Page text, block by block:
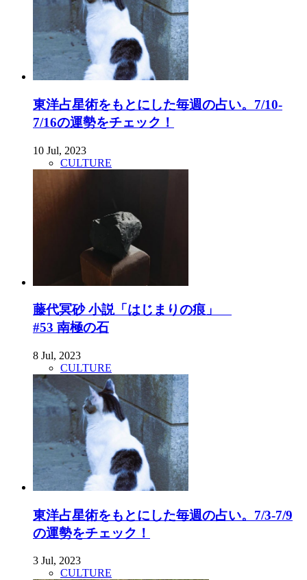
東洋占星術をもとにした毎週の占い。7/10-
7/16の運勢をチェック！
10 Jul, 2023
CULTURE
藤代冥砂 小説「はじまりの痕」
#53 南極の石
8 Jul, 2023
CULTURE
東洋占星術をもとにした毎週の占い。7/3-7/9
の運勢をチェック！
3 Jul, 2023
CULTURE